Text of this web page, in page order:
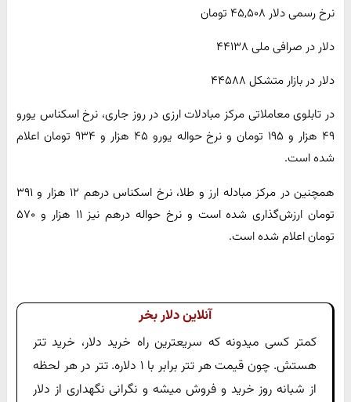
نرخ رسمی دلار ۴۵,۵۰۸ تومان
دلار در صرافی ملی ۴۴۱۳۸
دلار در بازار متشکل ۴۴۵۸۸
در تابلوی معاملاتی مرکز مبادلات ارزی در روز جاری، نرخ اسکناس یورو
۴۹ هزار و ۱۹۵ تومان و نرخ حواله یورو ۴۵ هزار و ۹۳۴ تومان اعلام
شده است.
همچنین در مرکز مبادله ارز و طلا، نرخ اسکناس درهم ۱۲ هزار و ۳۹۱
تومان ارزش‌گذاری شده است و نرخ حواله درهم نیز ۱۱ هزار و ۵۷۰
تومان اعلام شده است.
آنلاین دلار بخر
کمتر کسی میدونه که سریعترین راه خرید دلار، خرید تتر
هستش. چون قیمت هر تتر برابر با ۱ دلاره. تتر در هر لحظه
از شبانه روز خرید و فروش میشه و نگرانی نگهداری از دلار